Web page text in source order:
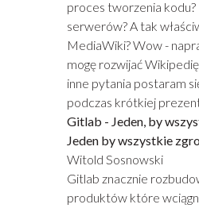
proces tworzenia kodu?
serwerów? A tak
MediaWiki? Wow -
mogę rozwijać
inne pytania postaram
podczas krótkiej
Gitlab - Jeden, by
Jeden by wszystkie
Witold Sosnowski
Gitlab znacznie
produktów które